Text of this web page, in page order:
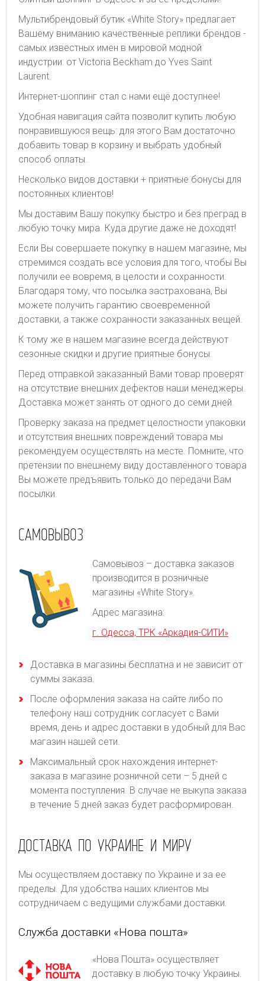
Мультибрендовый бутик «White Story» предлагает
Вашему вниманию качественные реплики брендов -
самых известных имен в мировой модной
индустрии: от Victoria Beckham до Yves Saint
Laurent.
Интернет-шоппинг стал с нами ещё доступнее!
Удобная навигация сайта позволит купить любую
понравившуюся вещь: для этого Вам достаточно
добавить товар в корзину и выбрать удобный
способ оплаты.
Несколько видов доставки + приятные бонусы для
постоянных клиентов!
Мы доставим Вашу покупку быстро и без преград в
любую точку мира. Куда другие даже не доходят!
Если Вы совершаете покупку в нашем магазине, мы
стремимся создать все условия для того, чтобы Вы
получили ее вовремя, в целости и сохранности.
Благодаря тому, что посылка застрахована, Вы
можете получить гарантию своевременной
доставки, а также сохранности заказанных вещей.
К тому же в нашем магазине всегда действуют
сезонные скидки и другие приятные бонусы.
Перед отправкой заказанный Вами товар проверят
на отсутствие внешних дефектов наши менеджеры.
Доставка может занять от одного до семи дней.
Проверку заказа на предмет целостности упаковки
и отсутствия внешних повреждений товара мы
рекомендуем осуществлять на месте. Помните, что
претензии по внешнему виду доставленного товара
Вы можете предъявить только до передачи Вам
посылки.
САМОВЫВОЗ
Самовывоз – доставка заказов
производится в розничные
магазины «White Story».
Адрес магазина:
г. Одесса, ТРК «Аркадия-СИТИ»
Доставка в магазины бесплатна и не зависит от
суммы заказа.
После оформления заказа на сайте либо по
телефону наш сотрудник согласует с Вами
время, день и адрес доставки в удобный для Вас
магазин нашей сети.
Максимальный срок нахождения интернет-
заказа в магазине розничной сети – 5 дней с
момента поступления. В случае не выкупа заказа
в течение 5 дней заказ будет расформирован.
ДОСТАВКА ПО УКРАИНЕ И МИРУ
Мы осуществляем доставку по Украине и за ее
пределы. Для удобства наших клиентов мы
сотрудничаем с ведущими службами доставки.
Служба доставки «Нова пошта»
«Нова Пошта» осуществляет
доставку в любую точку Украины.